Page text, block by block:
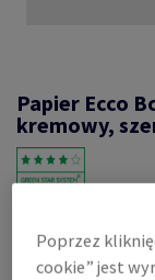
Papier Ecco
kremowy,
Ecco book, 73,5%,
520mm, LG,
Poprzez
cookie” jest